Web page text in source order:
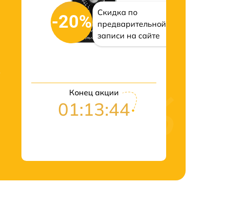
-20%
Скидка по
предварительной
записи на сайте
Конец акции
01:13:43